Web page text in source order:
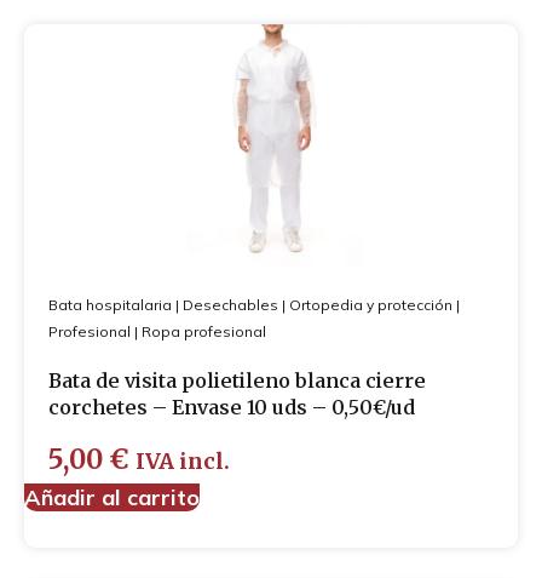
Bata hospitalaria | Desechables | Ortopedia y protección |
Profesional | Ropa profesional
Bata de visita polietileno blanca cierre
corchetes – Envase 10 uds – 0,50€/ud
5,00 € IVA incl.
Añadir al carrito